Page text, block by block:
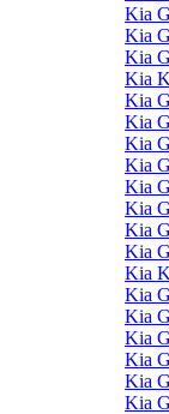
Kia
Kia
Kia
Kia
Kia
Kia
Kia
Kia
Kia
Kia
Kia
Kia
Kia
Kia
Kia
Kia
Kia
Kia
Kia